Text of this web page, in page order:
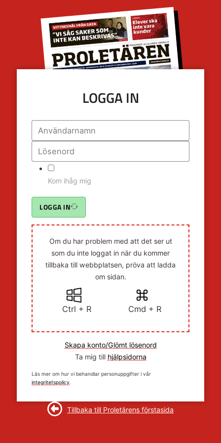
LOGGA IN
Kom ihåg mig
LOGGA IN
Om du har problem med att det ser ut
som du inte loggat in när du kommer
tillbaka till webbplatsen, pröva att ladda
om sidan.
Ctrl + R Cmd + R
Skapa konto/Glömt lösenord
Ta mig till hjälpsidorna
Läs mer om hur vi behandlar personuppgifter i vår
integritetspolicy.
Tillbaka till Proletärens förstasida